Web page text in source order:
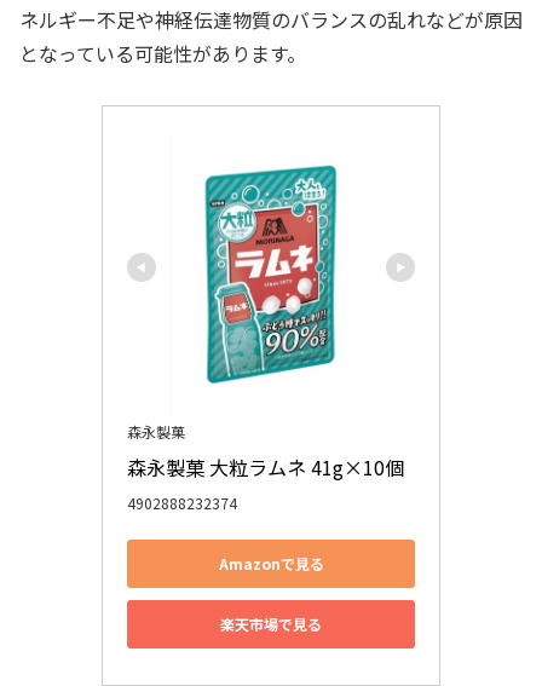
ネルギー不足や神経伝達物質のバランスの乱れなどが原因
となっている可能性があります。
森永製菓
森永製菓 大粒ラムネ 41g×10個
4902888232374
Amazonで見る
楽天市場で見る